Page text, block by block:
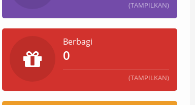
(TAMPILKAN)
Berbagi
0
(TAMPILKAN)